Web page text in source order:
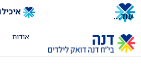
אודות
עוד...